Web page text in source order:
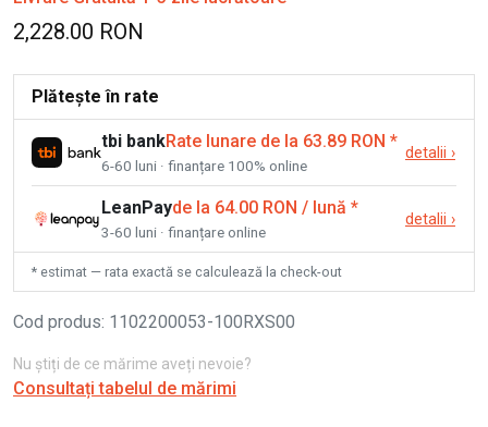
2,228.00 RON
Plătește în rate
tbi bankRate lunare de la 63.89 RON *
6-60 luni · finanțare 100% online
detalii ›
LeanPayde la 64.00 RON / lună *
3-60 luni · finanțare online
detalii ›
* estimat — rata exactă se calculează la check-out
Cod produs: 1102200053-100RXS00
Nu știți de ce mărime aveți nevoie?
Consultați tabelul de mărimi